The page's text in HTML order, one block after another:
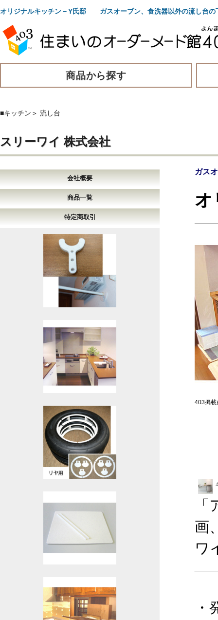
オリジナルキッチン－Y氏邸 ガスオーブン、食洗器以外の流し台の
商品から探す
■キッチン ＞ 流し台
スリーワイ 株式会社
会社概要
商品一覧
特定商取引
ガス
オ
403掲載
画
ワ